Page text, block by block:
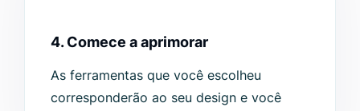
4. Comece a aprimorar
As ferramentas que você escolheu
corresponderão ao seu design e você